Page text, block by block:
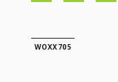
WOXX705